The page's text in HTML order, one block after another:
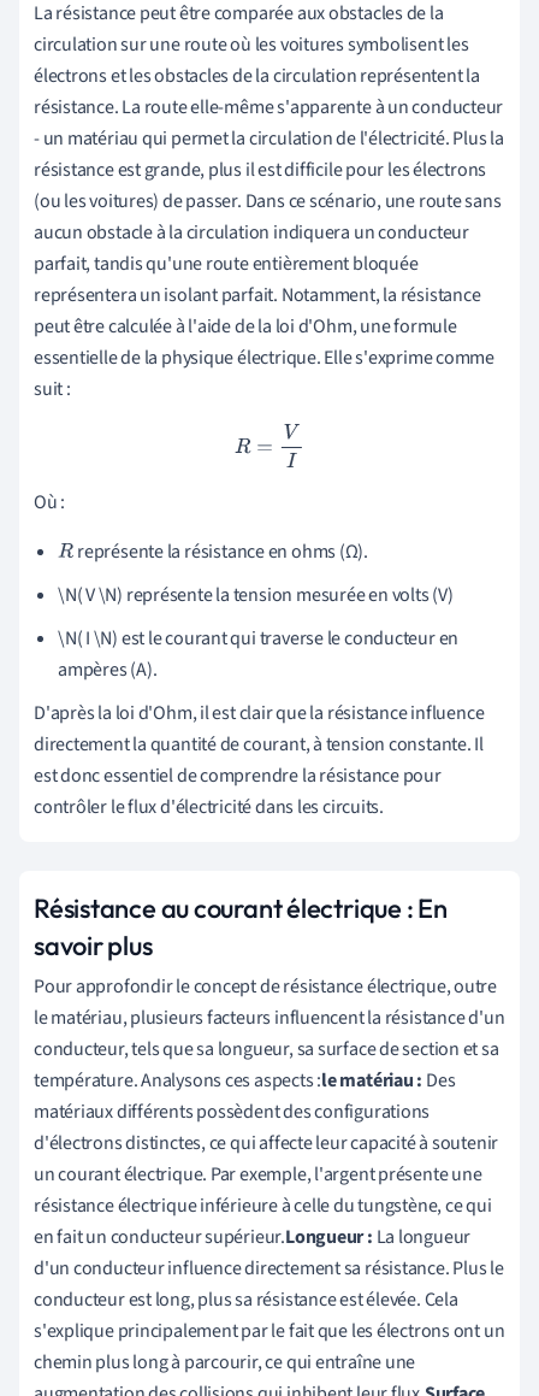
La résistance peut être comparée aux obstacles de la
circulation sur une route où les voitures symbolisent les
électrons et les obstacles de la circulation représentent la
résistance. La route elle-même s'apparente à un conducteur
- un matériau qui permet la circulation de l'électricité. Plus la
résistance est grande, plus il est difficile pour les électrons
(ou les voitures) de passer. Dans ce scénario, une route sans
aucun obstacle à la circulation indiquera un conducteur
parfait, tandis qu'une route entièrement bloquée
représentera un isolant parfait. Notamment, la résistance
peut être calculée à l'aide de la loi d'Ohm, une formule
essentielle de la physique électrique. Elle s'exprime comme
suit :
R= VI
Où :
R représente la résistance en ohms (Ω).
\N( V \N) représente la tension mesurée en volts (V)
\N( I \N) est le courant qui traverse le conducteur en
ampères (A).
D'après la loi d'Ohm, il est clair que la résistance influence
directement la quantité de courant, à tension constante. Il
est donc essentiel de comprendre la résistance pour
contrôler le flux d'électricité dans les circuits.
Résistance au courant électrique : En
savoir plus
Pour approfondir le concept de résistance électrique, outre
le matériau, plusieurs facteurs influencent la résistance d'un
conducteur, tels que sa longueur, sa surface de section et sa
température. Analysons ces aspects :le matériau : Des
matériaux différents possèdent des configurations
d'électrons distinctes, ce qui affecte leur capacité à soutenir
un courant électrique. Par exemple, l'argent présente une
résistance électrique inférieure à celle du tungstène, ce qui
en fait un conducteur supérieur.Longueur : La longueur
d'un conducteur influence directement sa résistance. Plus le
conducteur est long, plus sa résistance est élevée. Cela
s'explique principalement par le fait que les électrons ont un
chemin plus long à parcourir, ce qui entraîne une